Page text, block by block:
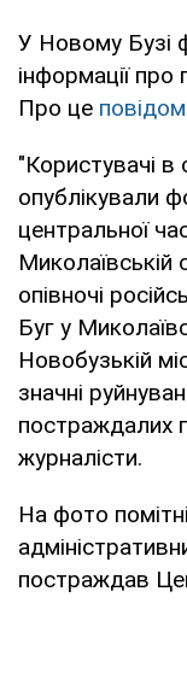
У Новому Бузі
інформації
Про це
"Користувачі в
опублікували
центральної
Миколаївській
опівночі
Буг у
Новобузькій
значні
постраждалих
журналісти.
На фото
постраждав